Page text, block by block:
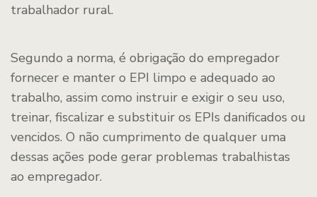
trabalhador rural.
Segundo a norma, é obrigação do empregador
fornecer e manter o EPI limpo e adequado ao
trabalho, assim como instruir e exigir o seu uso,
treinar, fiscalizar e substituir os EPIs danificados ou
vencidos. O não cumprimento de qualquer uma
dessas ações pode gerar problemas trabalhistas
ao empregador.